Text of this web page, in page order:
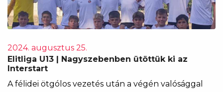
2024. augusztus 25.
Elitliga U13 | Nagyszebenben ütöttük ki az
Interstart
A félidei ötgólos vezetés után a végén valósággal